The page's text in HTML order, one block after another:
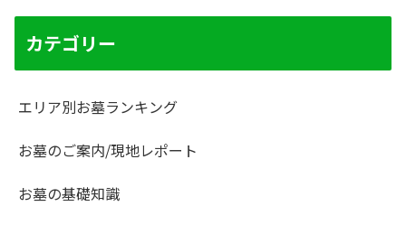
カテゴリー
エリア別お墓ランキング
お墓のご案内/現地レポート
お墓の基礎知識